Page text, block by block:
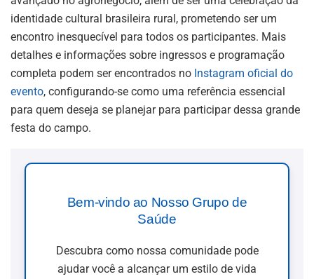
identidade cultural brasileira rural, prometendo ser um
encontro inesquecível para todos os participantes. Mais
detalhes e informações sobre ingressos e programação
completa podem ser encontrados no Instagram oficial do
evento, configurando-se como uma referência essencial
para quem deseja se planejar para participar dessa grande
festa do campo.
Bem-vindo ao Nosso Grupo de
Saúde
Descubra como nossa comunidade pode
ajudar você a alcançar um estilo de vida